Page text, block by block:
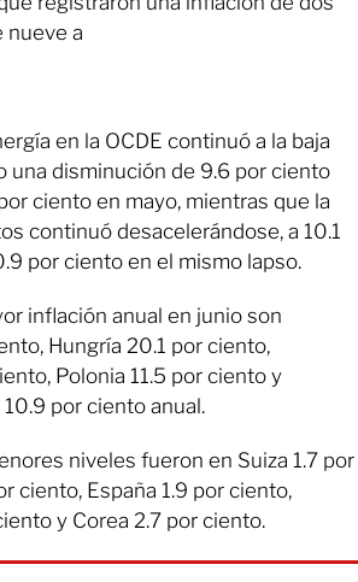
nueve a
en la OCDE continuó a la baja
una disminución de 9.6 por ciento
ciento en mayo, mientras que la
continuó desacelerándose, a 10.1
por ciento en el mismo lapso.
inflación anual en junio son
Hungría 20.1 por ciento,
Polonia 11.5 por ciento y
por ciento anual.
niveles fueron en Suiza 1.7 por
ciento, España 1.9 por ciento,
y Corea 2.7 por ciento.